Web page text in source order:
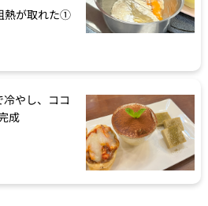
熱が取れた①
やし、ココ
成